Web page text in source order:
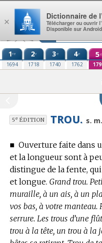
Aller au contenu
1re
1694
2e
1718
3e
1740
4e
1762
5e
5eÉDITION TROU. s. m.
■ Ouverture faite dans
et la longueur sont à
distingue de la fente,
et longue. Grand trou.
muraille, à un ais, à un
vos bas, à votre manteau.
serrure. Les trous d’une
trou à la tête, un trou à la
×
Dictionnaire de
Télécharger ou ouvrir
Disponible sur